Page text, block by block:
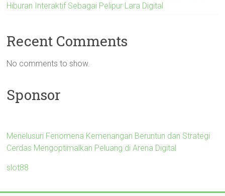
Hiburan Interaktif Sebagai Pelipur Lara Digital
Recent Comments
No comments to show.
Sponsor
Menelusuri Fenomena Kemenangan Beruntun dan Strategi
Cerdas Mengoptimalkan Peluang di Arena Digital
slot88